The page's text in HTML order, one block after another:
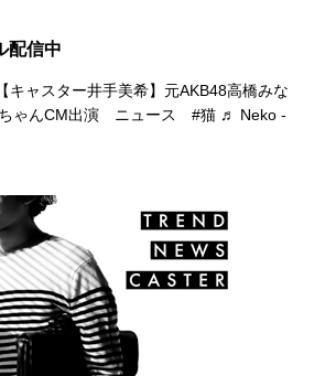
配信中
キャスター井手美希】元AKB48高橋みな
ゃんCM出演 ニュース #猫 ♬ Neko -